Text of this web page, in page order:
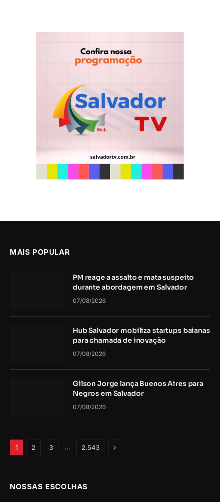
MAIS POPULAR
PM reage a assalto e mata suspeito
durante abordagem em Salvador
07/08/2026
Hub Salvador mobiliza startups baianas
para chamada de inovação
07/08/2026
Gilson Jorge lança Buenos Aires para
Negros em Salvador
07/08/2026
1 2 3 … 2.543 Próximo
NOSSAS ESCOLHAS